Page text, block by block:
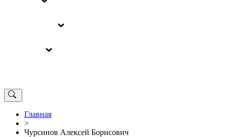
Главная
>
Чурсинов Алексей Борисович